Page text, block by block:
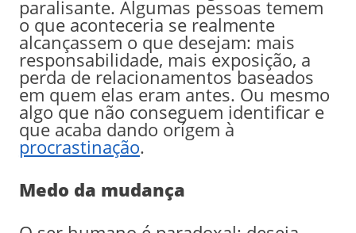
paralisante. Algumas pessoas temem
o que aconteceria se realmente
alcançassem o que desejam: mais
responsabilidade, mais exposição, a
perda de relacionamentos baseados
em quem elas eram antes. Ou mesmo
algo que não conseguem identificar e
que acaba dando orígem à
procrastinação.
Medo da mudança